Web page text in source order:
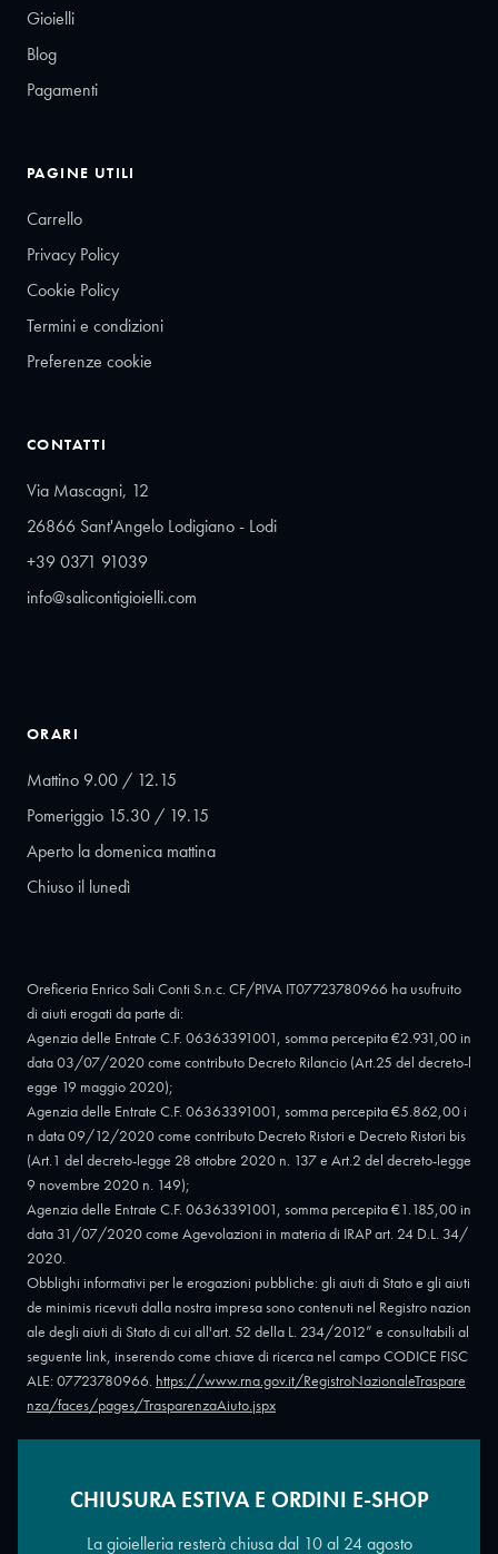
Gioielli
Blog
Pagamenti
PAGINE UTILI
Carrello
Privacy Policy
Cookie Policy
Termini e condizioni
Preferenze cookie
CONTATTI
Via Mascagni, 12
26866 Sant'Angelo Lodigiano - Lodi
+39 0371 91039
info@salicontigioielli.com
ORARI
Mattino 9.00 / 12.15
Pomeriggio 15.30 / 19.15
Aperto la domenica mattina
Chiuso il lunedì
Oreficeria Enrico Sali Conti S.n.c. CF/PIVA IT07723780966 ha usufruito
di aiuti erogati da parte di:
Agenzia delle Entrate C.F. 06363391001, somma percepita €2.931,00 in
data 03/07/2020 come contributo Decreto Rilancio (Art.25 del decreto-l
egge 19 maggio 2020);
Agenzia delle Entrate C.F. 06363391001, somma percepita €5.862,00 i
n data 09/12/2020 come contributo Decreto Ristori e Decreto Ristori bis
(Art.1 del decreto-legge 28 ottobre 2020 n. 137 e Art.2 del decreto-legge
9 novembre 2020 n. 149);
Agenzia delle Entrate C.F. 06363391001, somma percepita €1.185,00 in
data 31/07/2020 come Agevolazioni in materia di IRAP art. 24 D.L. 34/
2020.
Obblighi informativi per le erogazioni pubbliche: gli aiuti di Stato e gli aiuti
de minimis ricevuti dalla nostra impresa sono contenuti nel Registro nazion
ale degli aiuti di Stato di cui all'art. 52 della L. 234/2012” e consultabili al
seguente link, inserendo come chiave di ricerca nel campo CODICE FISC
ALE: 07723780966. https://www.rna.gov.it/RegistroNazionaleTraspare
nza/faces/pages/TrasparenzaAiuto.jspx
Copyright © 2026 - Oreficeria Enrico Sali Conti e C. snc - Partita IVA
CHIUSURA ESTIVA E ORDINI E-SHOP
La gioielleria resterà chiusa dal 10 al 24 agosto